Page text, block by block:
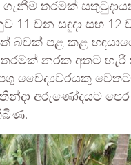
ගැනීම තරමක්
11 වන සඳුදා සහ 12
බවක් පළ කළ
තරමක් නරක අතට
පශු වෛද්‍යවරයකු
අරුණෝදයට